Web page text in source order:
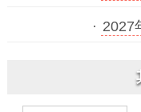
· 2027